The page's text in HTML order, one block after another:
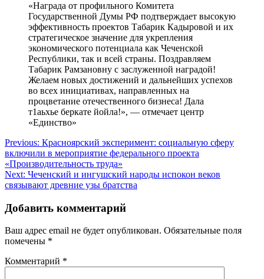
«Награда от профильного Комитета
Государственной Думы РФ подтверждает высокую
эффективность проектов Табарик Кадыровой и их
стратегическое значение для укрепления
экономического потенциала как Чеченской
Республики, так и всей страны. Поздравляем
Табарик Рамзановну с заслуженной наградой!
Желаем новых достижений и дальнейших успехов
во всех инициативах, направленных на
процветание отечественного бизнеса! Дала
т1аьхье беркате йойла!», — отмечает центр
«Единство»
Навигация
по
записям
Previous: Красноярский эксперимент: социальную сферу
включили в мероприятие федерального проекта
«Производительность труда»
Next: Чеченский и ингушский народы испокон веков
связывают древние узы братства
Добавить комментарий
Ваш адрес email не будет опубликован. Обязательные поля
помечены *
Комментарий *